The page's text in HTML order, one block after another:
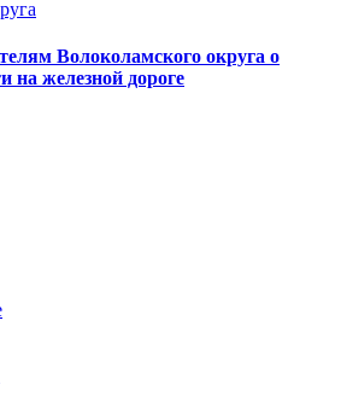
Волоколамского округа о
на железной дороге